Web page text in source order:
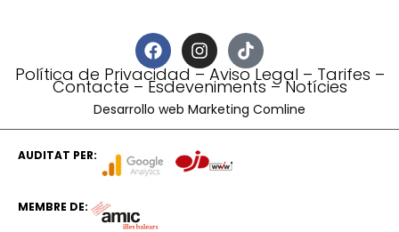
Política de Privacidad–Aviso Legal – Tarifes –
Contacte–Esdeveniments–Notícies
Desarrollo web Marketing Comline
AUDITAT PER:
MEMBRE DE: